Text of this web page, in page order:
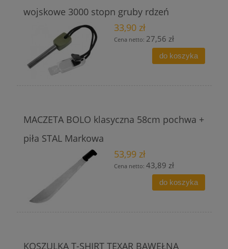
wojskowe 3000 stopn gruby rdzeń
33,90 zł
Cena netto: 27,56 zł
do koszyka
MACZETA BOLO klasyczna 58cm pochwa +
piła STAL Markowa
53,99 zł
Cena netto: 43,89 zł
do koszyka
KOSZULKA T-SHIRT TEXAR BAWEŁNA